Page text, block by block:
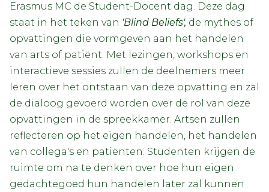
Erasmus MC de Student-Docent dag. Deze dag
staat in het teken van 'Blind Beliefs', de mythes of
opvattingen die vormgeven aan het handelen
van arts of patiënt. Met lezingen, workshops en
interactieve sessies zullen de deelnemers meer
leren over het ontstaan van deze opvatting en zal
de dialoog gevoerd worden over de rol van deze
opvattingen in de spreekkamer. Artsen zullen
reflecteren op het eigen handelen, het handelen
van collega's en patiënten. Studenten krijgen de
ruimte om na te denken over hoe hun eigen
gedachtegoed hun handelen later zal kunnen